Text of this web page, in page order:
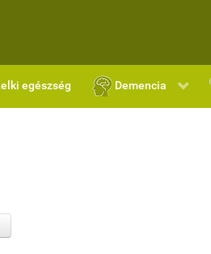
egészség Demencia